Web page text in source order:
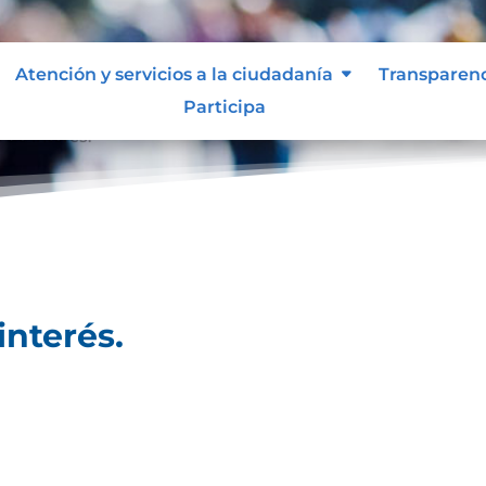
Atención y servicios a la ciudadanía
Participa
interés.